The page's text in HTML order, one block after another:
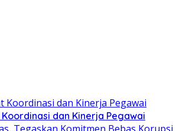
dan Kinerja Pegawai